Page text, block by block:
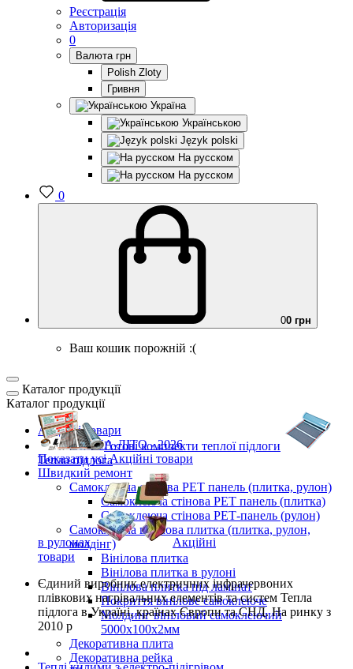
Реєстрація
Авторизація
0
Валюта грн
Polish Zloty
Гривня
Україна
Українською
Język polski
На русском
На русском
0
00 грн
Ваш кошик порожній :(
Каталог продукції
Каталог продукції
Акційні товари
ВЕСНА-ЛІТО - 2026
Показати усі Акційні товари
Швидкий ремонт
Самоклеюча стінова PET панель (плитка, рулон)
Самоклеюча стінова PET панель (плитка)
Самоклеюча стінова РЕТ-панель (рулон)
Самоклеюча вінілова плитка (плитка, рулон,
молдінг)
Вінілова плитка
Вінілова плитка в рулоні
Вінілова плитка під ламінат
Покриття вінілове самоклеюче
Молдинг вініловий самоклеючий
5000х100х2мм
Декоративна плита
Декоративна рейка
Готові комплекти теплої підлоги
Тепла підлога
в рулонах
Акційні
товари
Єдиний виробникелектричних інфрачервоних
плівкових нагрівальних елементів та систем Тепла
підлога в Україні, країнах Європи та СНД.На ринку з
2010 р